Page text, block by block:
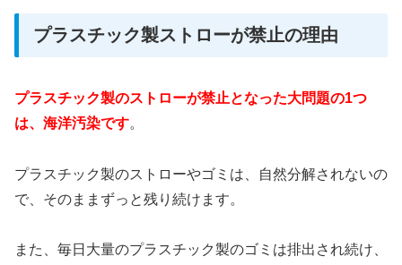
プラスチック製ストローが禁止の理由
プラスチック製のストローが禁止となった大問題の1つ
は、海洋汚染です。
プラスチック製のストローやゴミは、自然分解されないの
で、そのままずっと残り続けます。
また、毎日大量のプラスチック製のゴミは排出され続け、